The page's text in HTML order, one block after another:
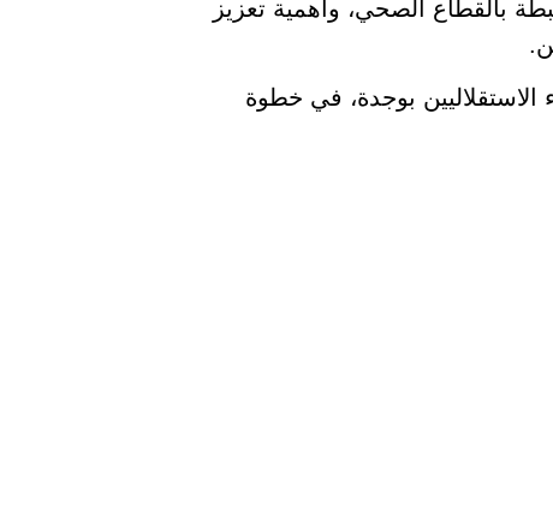
بالقطاع الصحي، وأهمية تعزيز
الاستقلاليين بوجدة، في خطوة